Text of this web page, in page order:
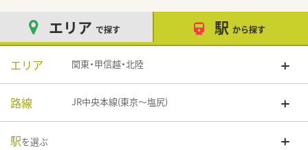
エリア で探す 駅 から探す
エリア 関東・甲信越・北陸
路線 JR中央本線(東京～塩尻)
駅を選ぶ